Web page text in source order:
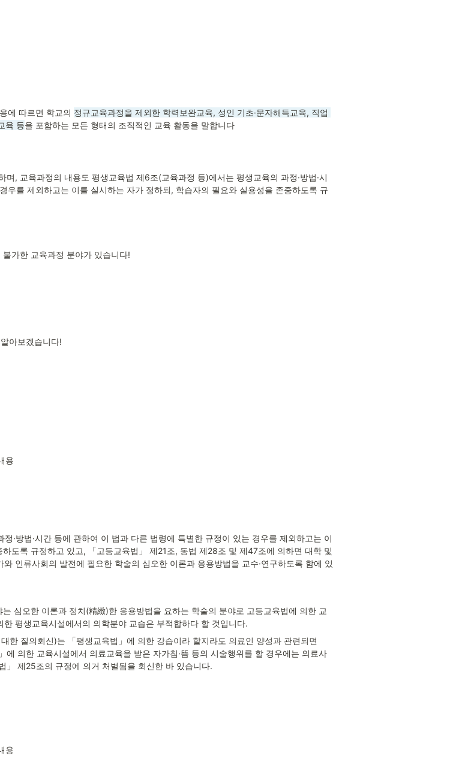
에 따르면 학교의 정규교육과정을 제외한 학력보완교육, 성인 기초·문자해득교육, 직업
육 등을 포함하는 모든 형태의 조직적인 교육 활동을 말합니다
, 교육과정의 내용도 평생교육법 제6조(교육과정 등)에서는 평생교육의 과정·방법·시
우를 제외하고는 이를 실시하는 자가 정하되, 학습자의 필요와 실용성을 존중하도록 규
가한 교육과정 분야가 있습니다!
아보겠습니다!
용
·방법·시간 등에 관하여 이 법과 다른 법령에 특별한 규정이 있는 경우를 제외하고는 이
도록 규정하고 있고, 「고등교육법」 제21조, 동법 제28조 및 제47조에 의하면 대학 및
인류사회의 발전에 필요한 학술의 심오한 이론과 응용방법을 교수·연구하도록 함에 있
심오한 이론과 정치(精緻)한 응용방법을 요하는 학술의 분야로 고등교육법에 의한 교
평생교육시설에서의 의학분야 교습은 부적합하다 할 것입니다.
한 질의회신)는 「평생교육법」에 의한 강습이라 할지라도 의료인 양성과 관련되면
에 의한 교육시설에서 의료교육을 받은 자가침·뜸 등의 시술행위를 할 경우에는 의료사
」 제25조의 규정에 의거 처벌됨을 회신한 바 있습니다.
용